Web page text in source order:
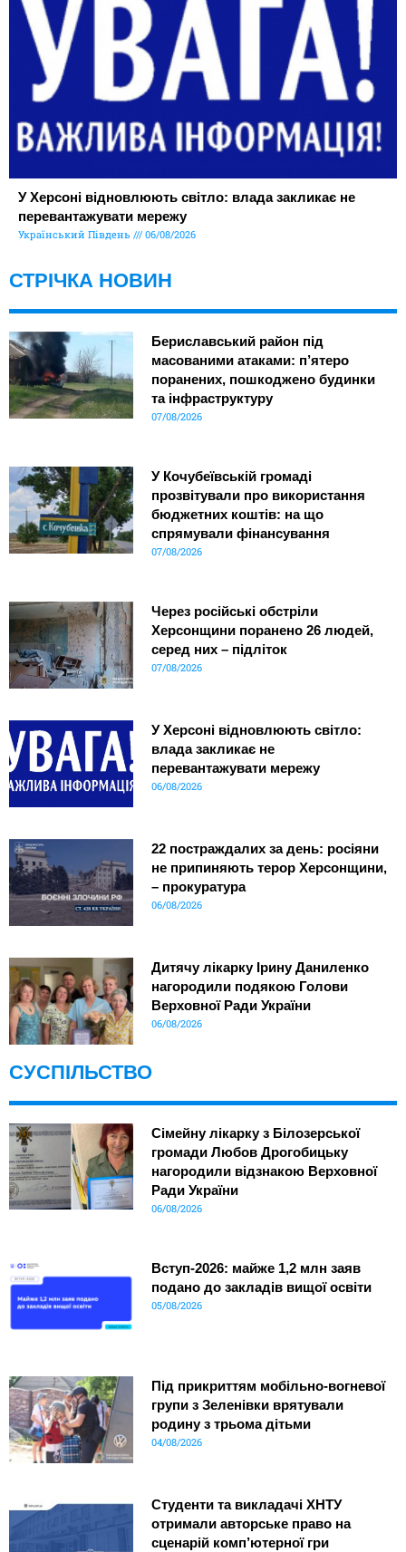
У Херсоні відновлюють світло: влада закликає не
перевантажувати мережу
Український Південь 06/08/2026
СТРІЧКА НОВИН
Бериславський район під
масованими атаками: п’ятеро
поранених, пошкоджено будинки
та інфраструктуру
07/08/2026
У Кочубеївській громаді
прозвітували про використання
бюджетних коштів: на що
спрямували фінансування
07/08/2026
Через російські обстріли
Херсонщини поранено 26 людей,
серед них – підліток
07/08/2026
У Херсоні відновлюють світло:
влада закликає не
перевантажувати мережу
06/08/2026
22 постраждалих за день: росіяни
не припиняють терор Херсонщини,
– прокуратура
06/08/2026
Дитячу лікарку Ірину Даниленко
нагородили подякою Голови
Верховної Ради України
06/08/2026
СУСПІЛЬСТВО
Сімейну лікарку з Білозерської
громади Любов Дрогобицьку
нагородили відзнакою Верховної
Ради України
06/08/2026
Вступ-2026: майже 1,2 млн заяв
подано до закладів вищої освіти
05/08/2026
Під прикриттям мобільно-вогневої
групи з Зеленівки врятували
родину з трьома дітьми
04/08/2026
Студенти та викладачі ХНТУ
отримали авторське право на
сценарій комп’ютерної гри